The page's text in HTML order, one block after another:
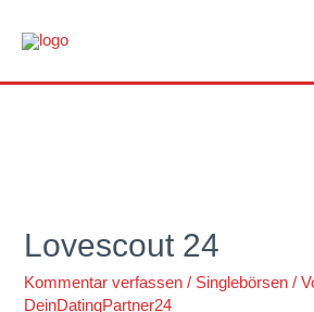
Lovescout 24
Kommentar verfassen / Singlebörsen /
DeinDatingPartner24